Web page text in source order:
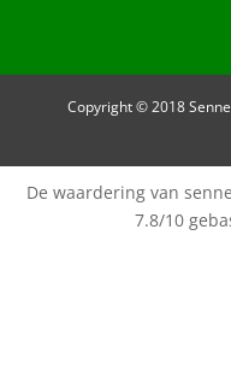
Copyright © 2018
De waardering van
7.8/10